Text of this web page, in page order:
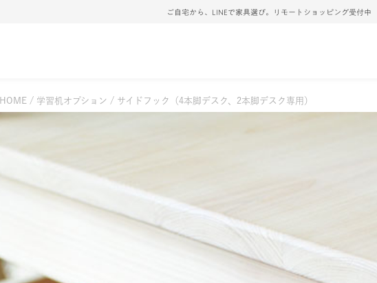
ご自宅から、LINEで家具選び。リモートショッピング受付中
HOME 学習机オプション サイドフック（4本脚デスク、2本脚デスク専用）